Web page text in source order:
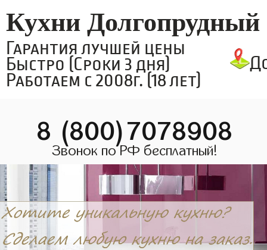
Кухни Долгопрудный
Гарантия лучшей цены
Быстро (Сроки 3 дня)
Работаем с 2008г. (18 лет)
8 (800)7078908
Звонок по РФ бесплатный!